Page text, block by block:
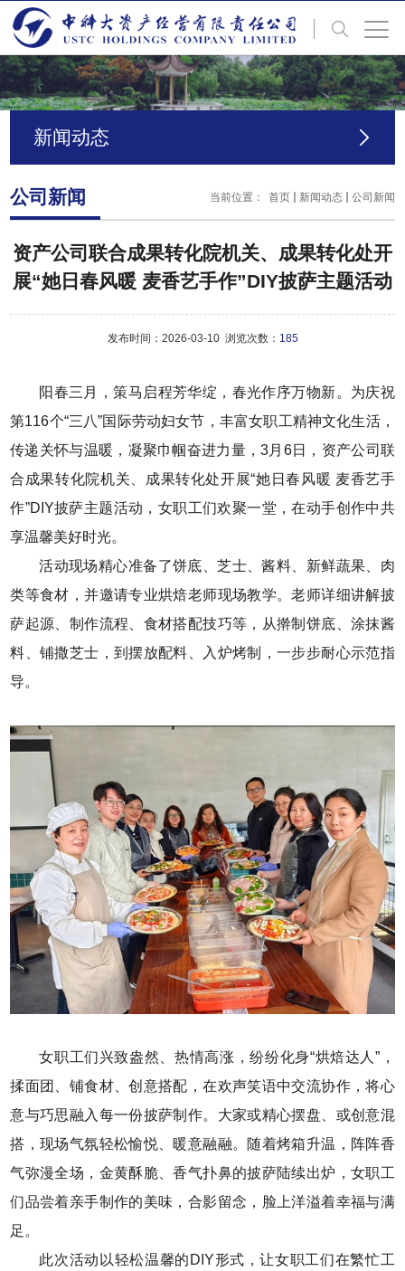
新闻动态
公司新闻 当前位置： 首页 新闻动态 公司新闻
资产公司联合成果转化院机关、成果转化处开
展“她日春风暖 麦香艺手作”DIY披萨主题活动
发布时间：2026-03-10 浏览次数： 185
阳春三月，策马启程芳华绽，春光作序万物新。为庆祝
第116个“三八”国际劳动妇女节，丰富女职工精神文化生活，
传递关怀与温暖，凝聚巾帼奋进力量，3月6日，资产公司联
合成果转化院机关、成果转化处开展“她日春风暖 麦香艺手
作”DIY披萨主题活动，女职工们欢聚一堂，在动手创作中共
享温馨美好时光。
活动现场精心准备了饼底、芝士、酱料、新鲜蔬果、肉
类等食材，并邀请专业烘焙老师现场教学。老师详细讲解披
萨起源、制作流程、食材搭配技巧等，从擀制饼底、涂抹酱
料、铺撒芝士，到摆放配料、入炉烤制，一步步耐心示范指
导。
女职工们兴致盎然、热情高涨，纷纷化身“烘焙达人”，
揉面团、铺食材、创意搭配，在欢声笑语中交流协作，将心
意与巧思融入每一份披萨制作。大家或精心摆盘、或创意混
搭，现场气氛轻松愉悦、暖意融融。随着烤箱升温，阵阵香
气弥漫全场，金黄酥脆、香气扑鼻的披萨陆续出炉，女职工
们品尝着亲手制作的美味，合影留念，脸上洋溢着幸福与满
足。
此次活动以轻松温馨的DIY形式，让女职工们在繁忙工